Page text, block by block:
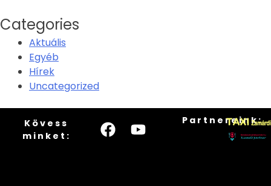
Categories
Aktuális
Egyéb
Hírek
Uncategorized
Kövess
minket:
Partnereink: